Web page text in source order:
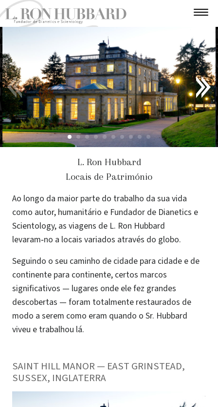
L. Ron Hubbard
Locais de Património
Ao longo da maior parte do trabalho da sua vida
como autor, humanitário e Fundador de Dianetics e
Scientology, as viagens de L. Ron Hubbard
levaram‑no a locais variados através do globo.
Seguindo o seu caminho de cidade para cidade e de
continente para continente, certos marcos
significativos — lugares onde ele fez grandes
descobertas — foram totalmente restaurados de
modo a serem como eram quando o Sr. Hubbard
viveu e trabalhou lá.
SAINT HILL MANOR — EAST GRINSTEAD,
SUSSEX, INGLATERRA